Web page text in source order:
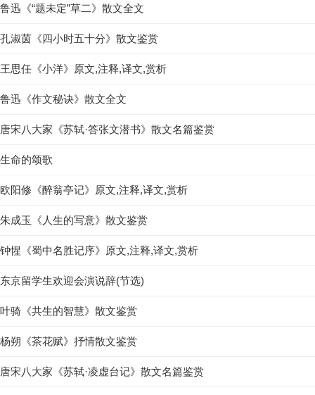
鲁迅《“题未定”草二》散文全文
孔淑茵《四小时五十分》散文鉴赏
王思任《小洋》原文,注释,译文,赏析
鲁迅《作文秘诀》散文全文
唐宋八大家《苏轼·答张文潜书》散文名篇鉴赏
生命的颂歌
欧阳修《醉翁亭记》原文,注释,译文,赏析
朱成玉《人生的写意》散文鉴赏
钟惺《蜀中名胜记序》原文,注释,译文,赏析
东京留学生欢迎会演说辞(节选)
叶骑《共生的智慧》散文鉴赏
杨朔《茶花赋》抒情散文鉴赏
唐宋八大家《苏轼·凌虚台记》散文名篇鉴赏